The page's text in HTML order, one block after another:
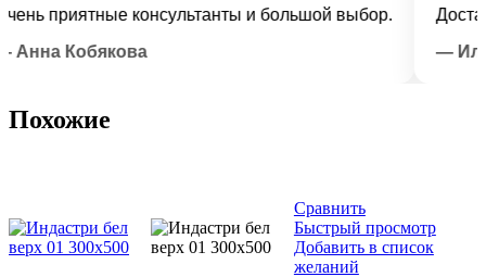
приятные консультанты и большой выбор.
Кобякова
— Илья
Похожие
Сравнить
Быстрый просмотр
Добавить в список
желаний